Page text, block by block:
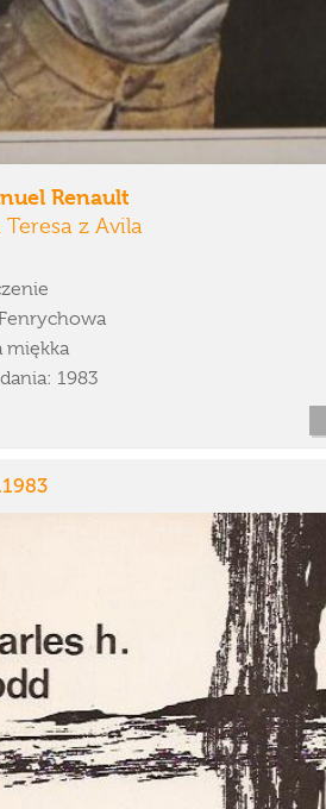
Renault
Teresa z Avila
miękka
1983